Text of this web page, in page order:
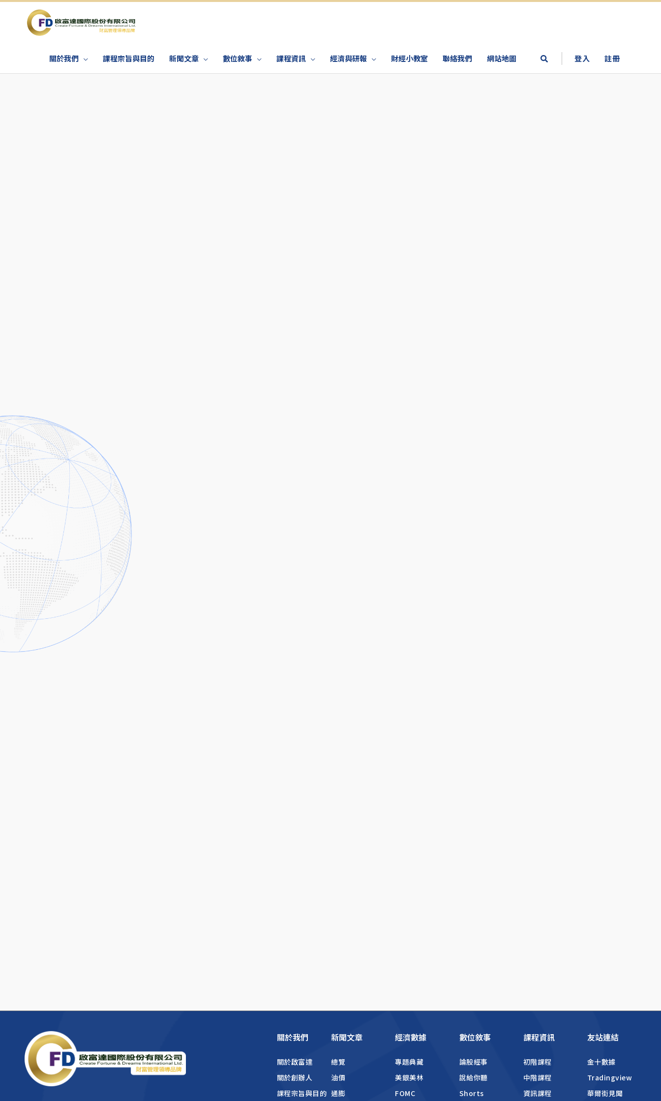
關於我們 課程宗旨與目的 新聞文章 數位敘事 課程資訊 經濟與研報 財經小教室 聯絡我們 網站地圖 登入 註冊
關於我們
關於啟富達
關於創辦人
課程宗旨與目的
新聞文章
總覽
油價
通膨
經濟數據
專題典藏
美銀美林
FOMC
數位敘事
論股經事
說給你聽
Shorts
課程資訊
初階課程
中階課程
資訊課程
友站連結
金十數據
Tradingview
華爾街見聞